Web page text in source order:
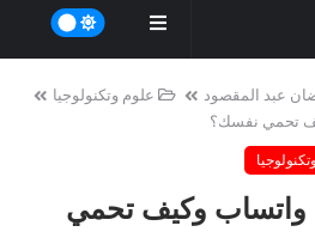
عبد المقصود
علوم وتكنولوجيا
تحمي نفسك؟
واتساب وكيف تحمي